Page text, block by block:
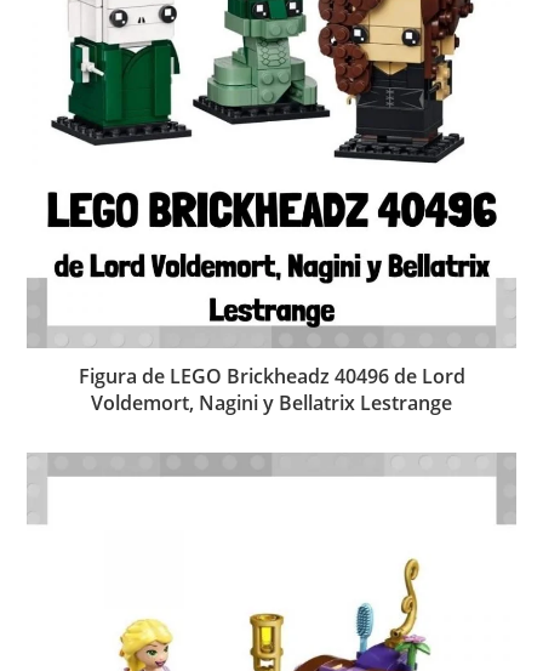
Figura de LEGO Brickheadz 40496 de Lord
Voldemort, Nagini y Bellatrix Lestrange